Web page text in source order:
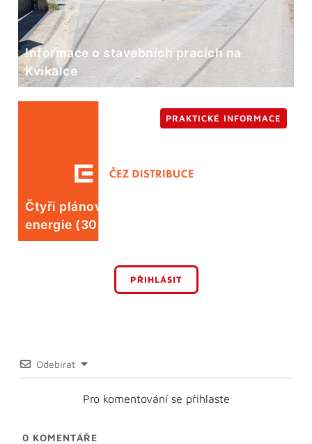
Informace o stavebních pracích na
Kvíkalce
Čtyři plánované odstávky elektrické
energie (30. 7.)
PRAKTICKÉ INFORMACE
PŘIHLÁSIT
Odebírat
Pro komentování se přihlaste
0 KOMENTÁŘE